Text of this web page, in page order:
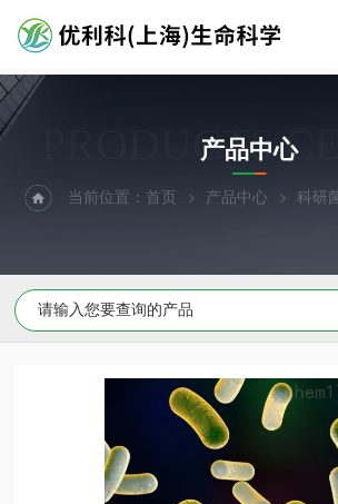
PRODUCTS
产品中心
当前位置：首页 产品中心 科研